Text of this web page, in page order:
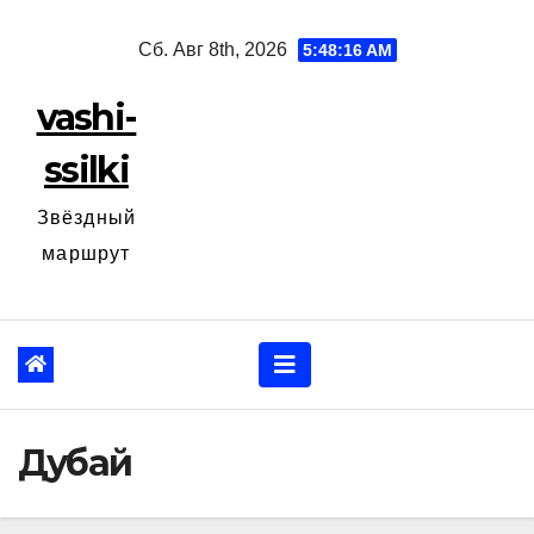
Сб. Авг 8th, 2026 5:48:17 AM
vashi-
ssilki
Звёздный
маршрут
Дубай